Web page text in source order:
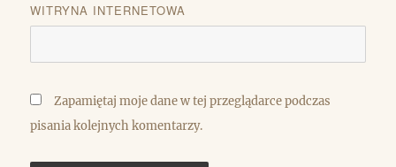
WITRYNA INTERNETOWA
Zapamiętaj moje dane w tej przeglądarce podczas
pisania kolejnych komentarzy.